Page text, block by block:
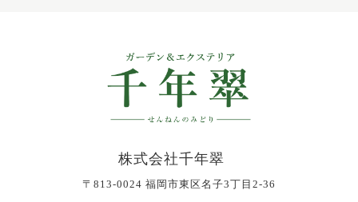
株式会社千年翠
〒813-0024 福岡市東区名子3丁目2-36